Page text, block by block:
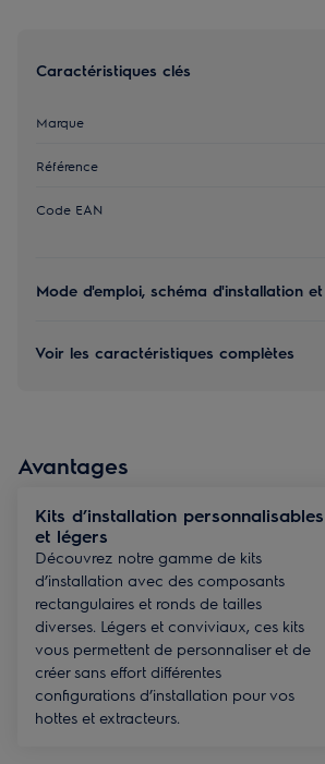
Caractéristiques clés
Marque
Référence
Code EAN
Mode d'emploi, schéma d'installation
Voir les caractéristiques complètes
Avantages
Kits d’installation personnalisables
et légers
Découvrez notre gamme de kits
d’installation avec des composants
rectangulaires et ronds de tailles
diverses. Légers et conviviaux, ces kits
vous permettent de personnaliser et de
créer sans effort différentes
configurations d’installation pour vos
hottes et extracteurs.